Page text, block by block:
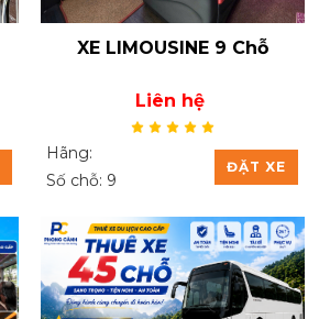
XE LIMOUSINE 9 Chỗ
Liên hệ
Hãng:
Số chỗ: 9
ĐẶT XE